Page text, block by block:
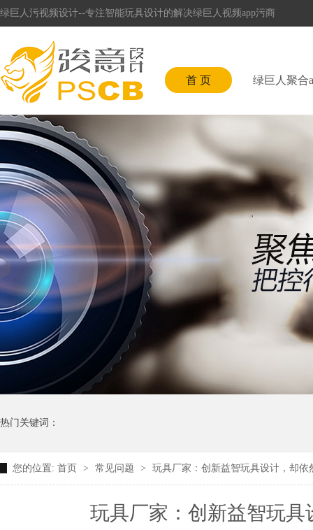
绿巨人污视频设计--专注智能玩具设计的解决绿巨人视频app污商
首 页 绿巨人聚合
热门关键词：
您的位置: 首页 > 常见问题 > 玩具厂家：创新益智玩具设计，却依
玩具厂家：创新益智玩具设